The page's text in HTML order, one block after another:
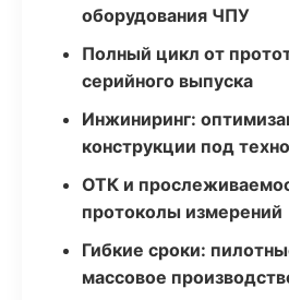
оборудования ЧПУ
Полный цикл от
серийного выпуска
Инжиниринг:
конструкции под
ОТК и
протоколы измерений
Гибкие сроки:
массовое